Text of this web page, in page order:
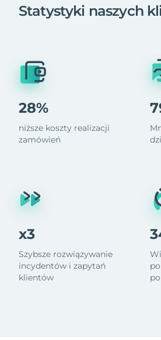
Statystyki naszych
28%
niższe koszty realizacji
zamówień
x3
Szybsze rozwiązywanie
incydentów i zapytań
klientów